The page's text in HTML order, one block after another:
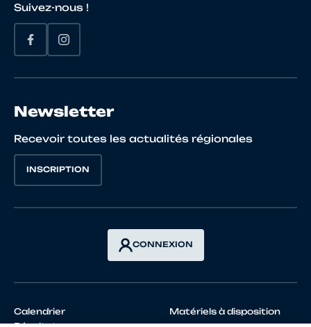
Suivez-nous !
Newsletter
Recevoir toutes les actualités régionales
INSCRIPTION
CONNEXION
Calendrier
Matériels à disposition